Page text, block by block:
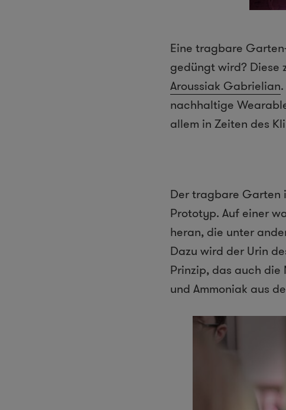
Eine tragbare
gedüngt wird? Diese
Aroussiak Gabrielian
nachhaltige
allem in Zeiten des
Der tragbare Garten
Prototyp. Auf einer
heran, die unter
Dazu wird der Urin
Prinzip, das auch die
und Ammoniak aus